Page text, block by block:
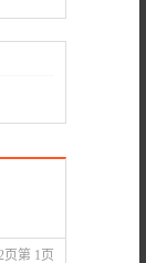
页第 1页